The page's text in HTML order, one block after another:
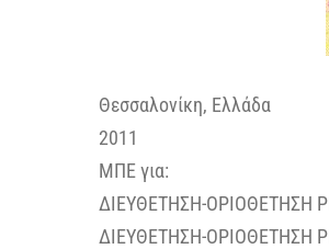
Θεσσαλονίκη, Ελλάδα
2011
ΜΠΕ για:
ΔΙΕΥΘΕΤΗΣΗ-ΟΡΙΟΘΕΤΗΣΗ
ΔΙΕΥΘΕΤΗΣΗ-ΟΡΙΟΘΕΤΗΣΗ